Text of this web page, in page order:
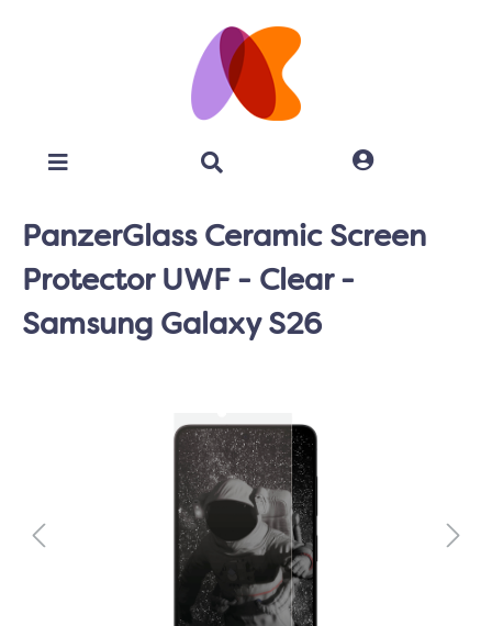
PanzerGlass Ceramic Screen
Protector UWF - Clear -
Samsung Galaxy S26